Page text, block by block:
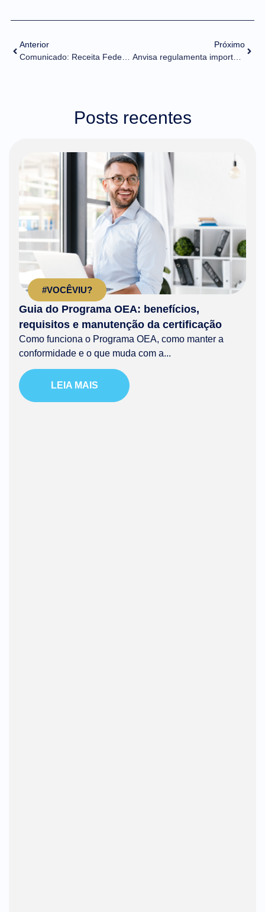
Anterior
Comunicado: Receita Federal informa indisponibilidade momentânea no sistema Radar
Próximo
Anvisa regulamenta importação de dispositivos médicos regularizados
Posts recentes
#VOCÊVIU?
Guia do Programa OEA: benefícios,
requisitos e manutenção da certificação
Como funciona o Programa OEA, como manter a
conformidade e o que muda com a...
LEIA MAIS